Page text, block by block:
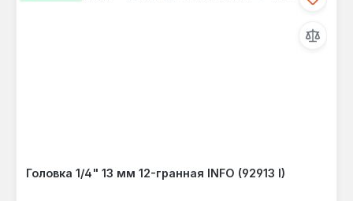
Головка 1/4" 13 мм 12-гранная INFO (92913 I)